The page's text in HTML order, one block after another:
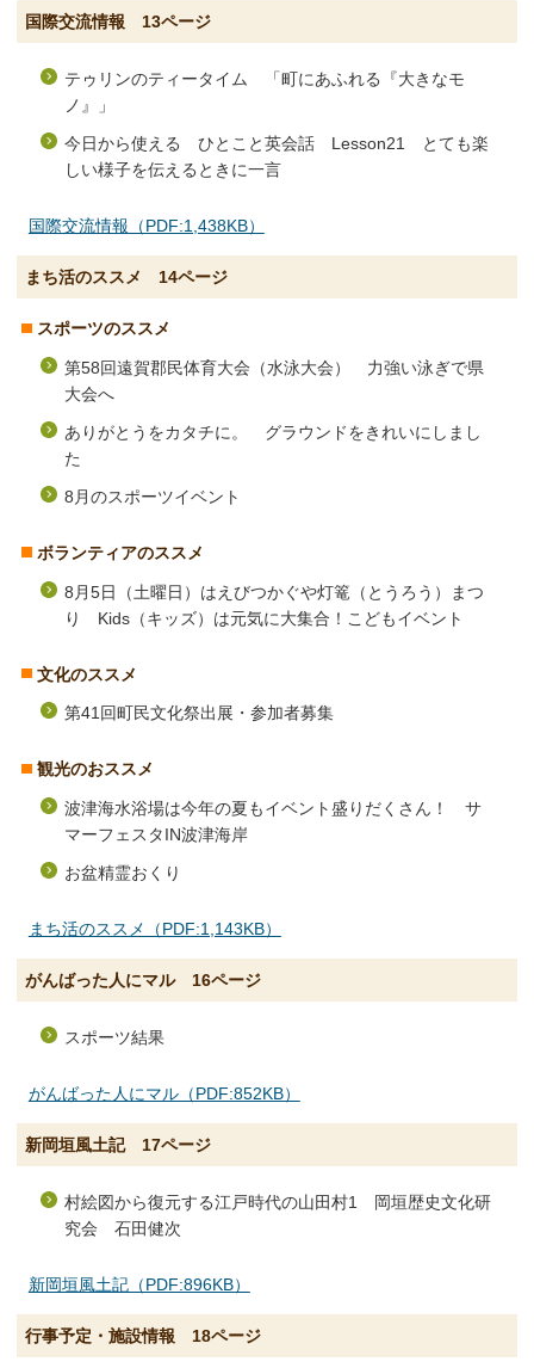
国際交流情報 13ページ
テゥリンのティータイム 「町にあふれる『大きなモ
ノ』」
今日から使える ひとこと英会話 Lesson21 とても楽
しい様子を伝えるときに一言
国際交流情報（PDF:1,438KB）
まち活のススメ 14ページ
スポーツのススメ
第58回遠賀郡民体育大会（水泳大会） 力強い泳ぎで県
大会へ
ありがとうをカタチに。 グラウンドをきれいにしまし
た
8月のスポーツイベント
ボランティアのススメ
8月5日（土曜日）はえびつかぐや灯篭（とうろう）まつ
り Kids（キッズ）は元気に大集合！こどもイベント
文化のススメ
第41回町民文化祭出展・参加者募集
観光のおススメ
波津海水浴場は今年の夏もイベント盛りだくさん！ サ
マーフェスタIN波津海岸
お盆精霊おくり
まち活のススメ（PDF:1,143KB）
がんばった人にマル 16ページ
スポーツ結果
がんばった人にマル（PDF:852KB）
新岡垣風土記 17ページ
村絵図から復元する江戸時代の山田村1 岡垣歴史文化研
究会 石田健次
新岡垣風土記（PDF:896KB）
行事予定・施設情報 18ページ